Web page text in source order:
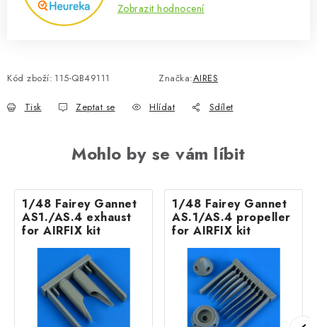
Zobrazit hodnocení
Kód zboží: 115-QB49111 Značka:AIRES
Tisk Zeptat se Hlídat Sdílet
Mohlo by se vám líbit
1/48 Fairey Gannet
AS1./AS.4 exhaust
for AIRFIX kit
1/48 Fairey Gannet
AS.1/AS.4 propeller
for AIRFIX kit